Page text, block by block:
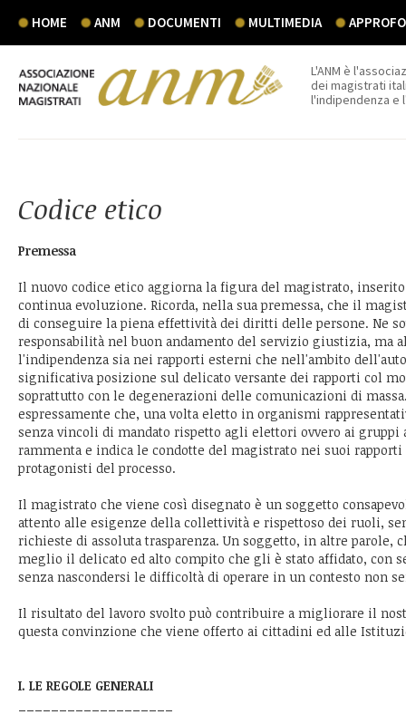
HOME ANM DOCUMENTI MULTIMEDIA
L'ANM è
dei magistrati
l'indipendenza e
Codice etico
Premessa
Il nuovo codice etico aggiorna la figura del magistrato,
continua evoluzione. Ricorda, nella sua premessa, che il
di conseguire la piena effettività dei diritti delle persone. Ne
responsabilità nel buon andamento del servizio giustizia, ma
l'indipendenza sia nei rapporti esterni che nell'ambito
significativa posizione sul delicato versante dei rapporti col
soprattutto con le degenerazioni delle comunicazioni di
espressamente che, una volta eletto in organismi
senza vincoli di mandato rispetto agli elettori ovvero ai gruppi
rammenta e indica le condotte del magistrato nei suoi
protagonisti del processo.
Il magistrato che viene così disegnato è un soggetto
attento alle esigenze della collettività e rispettoso dei ruoli,
richieste di assoluta trasparenza. Un soggetto, in altre parole,
meglio il delicato ed alto compito che gli è stato affidato, con
senza nascondersi le difficoltà di operare in un contesto non
Il risultato del lavoro svolto può contribuire a migliorare il
questa convinzione che viene offerto ai cittadini ed alle
I. LE REGOLE GENERALI